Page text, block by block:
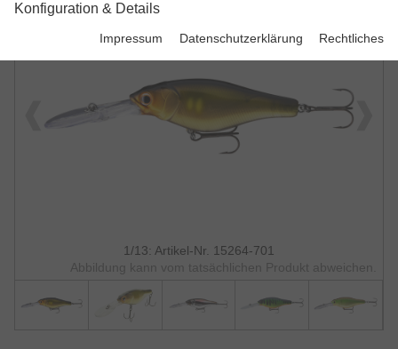
1/13: Artikel-Nr. 15264-701
Abbildung kann vom tatsächlichen Produkt abweichen.
Konfiguration & Details
Impressum Datenschutzerklärung Rechtliches